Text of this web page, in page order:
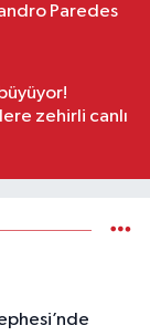
Paredes
zehirli canlı